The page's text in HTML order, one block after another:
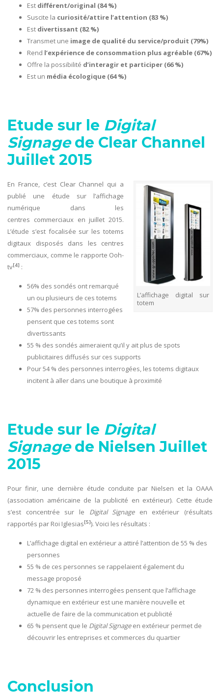
Est différent/original (84 %)
Suscite la curiosité/attire l’attention (83 %)
Est divertissant (82 %)
Transmet une image de qualité du service/produit (79%)
Rend l’expérience de consommation plus agréable (67%)
Offre la possibilité d’interagir et participer (66 %)
Est un média écologique (64 %)
Etude sur le Digital
Signagede Clear Channel
Juillet 2015
L’affichage digital sur
totem
En France, c’est Clear Channel qui a
publié une étude sur l’affichage
numérique dans les
centres commerciaux en juillet 2015.
L’étude s’est focalisée sur les totems
digitaux disposés dans les centres
commerciaux, comme le rapporte Ooh-
tv[4] :
56% des sondés ont remarqué
un ou plusieurs de ces totems
57% des personnes interrogées
pensent que ces totems sont
divertissants
55 % des sondés aimeraient qu’il y ait plus de spots
publicitaires diffusés sur ces supports
Pour 54 % des personnes interrogées, les totems digitaux
incitent à aller dans une boutique à proximité
Etude sur le Digital
Signagede Nielsen Juillet
2015
Pour finir, une dernière étude conduite par Nielsen et la OAAA
(association américaine de la publicité en extérieur). Cette étude
s’est concentrée sur le Digital Signage en extérieur (résultats
rapportés par Roi Iglesias[5]). Voici les résultats :
L’affichage digital en extérieur a attiré l’attention de 55 % des
personnes
55 % de ces personnes se rappelaient également du
message proposé
72 % des personnes interrogées pensent que l’affichage
dynamique en extérieur est une manière nouvelle et
actuelle de faire de la communication et publicité
65 % pensent que le Digital Signageen extérieur permet de
découvrir les entreprises et commerces du quartier
Conclusion